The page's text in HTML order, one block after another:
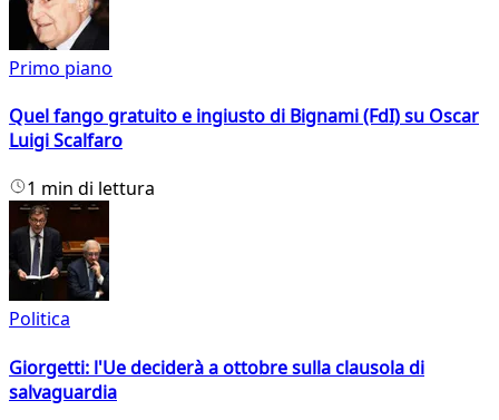
Primo piano
Quel fango gratuito e ingiusto di Bignami (FdI) su Oscar
Luigi Scalfaro
1 min di lettura
Politica
Giorgetti: l'Ue deciderà a ottobre sulla clausola di
salvaguardia